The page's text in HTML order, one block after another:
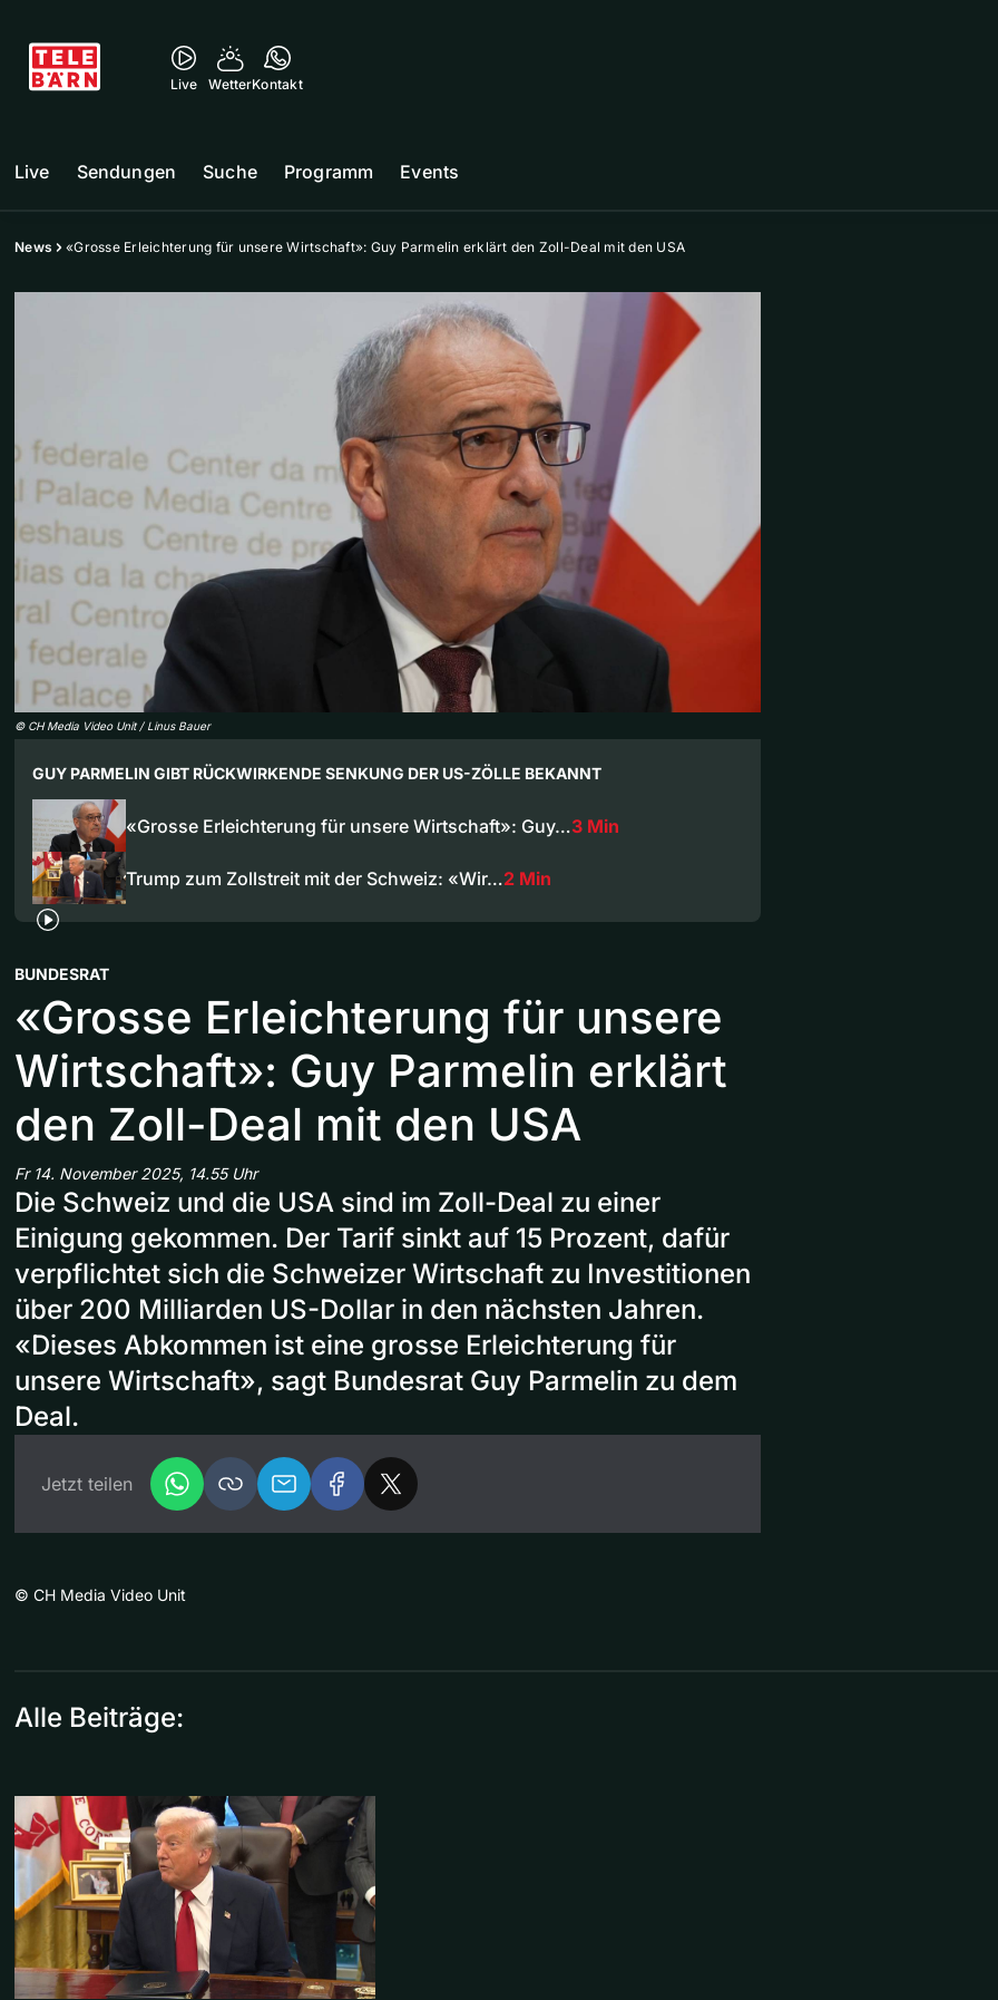
Live WetterKontakt
Live Sendungen Suche Programm Events
News «Grosse Erleichterung für unsere Wirtschaft»: Guy Parmelin erklärt den Zoll-Deal mit den USA
© CH Media Video Unit / Linus Bauer
GUY PARMELIN GIBT RÜCKWIRKENDE SENKUNG DER US-ZÖLLE BEKANNT
«Grosse Erleichterung für unsere Wirtschaft»: Guy…3 Min
Trump zum Zollstreit mit der Schweiz: «Wir…2 Min
BUNDESRAT
«Grosse Erleichterung für unsere
Wirtschaft»: Guy Parmelin erklärt
den Zoll-Deal mit den USA
Fr 14. November 2025, 14.55 Uhr
Die Schweiz und die USA sind im Zoll-Deal zu einer
Einigung gekommen. Der Tarif sinkt auf 15 Prozent, dafür
verpflichtet sich die Schweizer Wirtschaft zu Investitionen
über 200 Milliarden US-Dollar in den nächsten Jahren.
«Dieses Abkommen ist eine grosse Erleichterung für
unsere Wirtschaft», sagt Bundesrat Guy Parmelin zu dem
Deal.
Jetzt teilen
© CH Media Video Unit
Alle Beiträge: